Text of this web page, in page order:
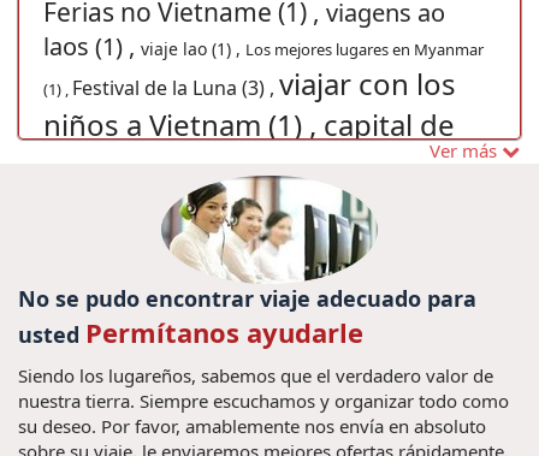
Ferias no Vietname (1) , viagens ao
laos (1) , viaje lao (1) , Los mejores lugares en Myanmar
(1) , Festival de la Luna (3) , viajar con los
niños a Vietnam (1) , capital de
viajar no vietnam (1) ,
Viajes privados en Vietnam (2) ,
privados en Vietnam (4) ,Luang Prabang
cultura camboya (1) ,
Festival do Meio Outono (1) ,vacaciones en
Japón (1) ,visitar no Vietnã (1) ,
tailandia (1) ,Templos de Angkor (1) ,visto para o Vietnã
(1) ,visa de Vietnam (3) ,Pilipinas (1) ,visitar camboya (5) ,
vacaciones bahia de halong (3) ,
Ver más
No se pudo encontrar viaje adecuado para
usted Permítanos ayudarle
Siendo los lugareños, sabemos que el verdadero valor de
nuestra tierra. Siempre escuchamos y organizar todo como
su deseo. Por favor, amablemente nos envía en absoluto
sobre su viaje, le enviaremos mejores ofertas rápidamente.